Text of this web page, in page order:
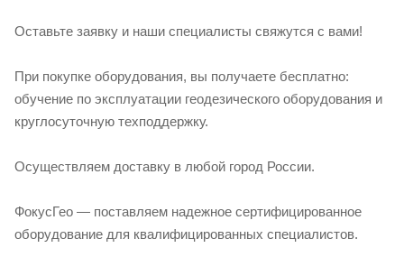
Оставьте заявку и наши специалисты свяжутся с вами!
При покупке оборудования, вы получаете бесплатно:
обучение по эксплуатации геодезического оборудования и
круглосуточную техподдержку.
Осуществляем доставку в любой город России.
ФокусГео — поставляем надежное сертифицированное
оборудование для квалифицированных специалистов.